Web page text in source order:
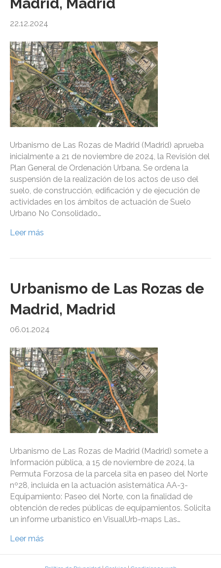
22.12.2024
Urbanismo de Las Rozas de Madrid (Madrid) aprueba
inicialmente a 21 de noviembre de 2024, la Revisión del
Plan General de Ordenación Urbana. Se ordena la
suspensión de la realización de los actos de uso del
suelo, de construcción, edificación y de ejecución de
actividades en los ámbitos de actuación de Suelo
Urbano No Consolidado…
Leer más
Urbanismo de Las Rozas de
Madrid, Madrid
06.01.2024
Urbanismo de Las Rozas de Madrid (Madrid) somete a
Información pública, a 15 de noviembre de 2024, la
Permuta Forzosa de la parcela sita en paseo del Norte
nº28, incluida en la actuación asistemática AA-3-
Equipamiento: Paseo del Norte, con la finalidad de
obtención de redes públicas de equipamientos. Solicita
un informe urbanístico en VisualUrb-maps Las…
Leer más